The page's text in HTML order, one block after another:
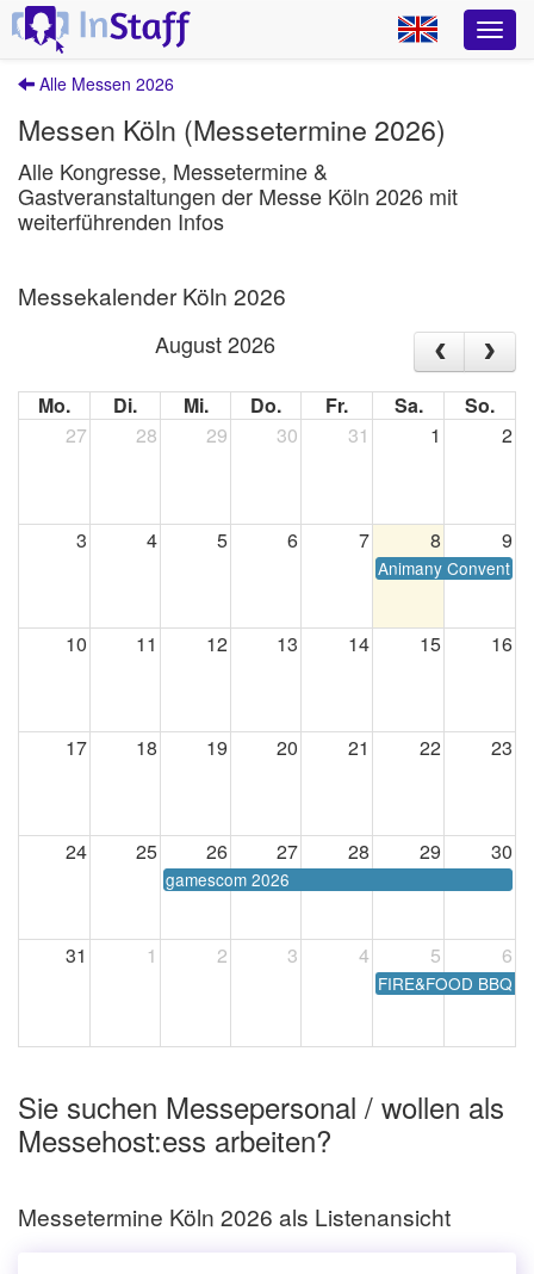
Alle Messen 2026
Messen Köln (Messetermine 2026)
Alle Kongresse, Messetermine &
Gastveranstaltungen der Messe Köln 2026 mit
weiterführenden Infos
Messekalender Köln 2026
August 2026
Mo. Di. Mi. Do. Fr. Sa.
So.
27
28 29 30 31 1 2
3 4 5 6 7 8 9
Animany
10 11 12 13 14 15 16
17 18 19 20 21 22 23
24 25 26 27 28 29 30
gamescom 2026
31 1 2 3 4 5 6
FIRE&FOOD BBQ
Sie suchen Messepersonal / wollen als
Messehost:ess arbeiten?
Messetermine Köln 2026 als Listenansicht